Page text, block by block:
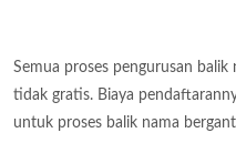
Semua proses pengurusan
tidak gratis. Biaya
untuk proses balik nama